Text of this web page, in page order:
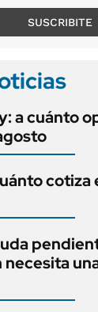
SUSCRIBITE
a cuánto
cotiza